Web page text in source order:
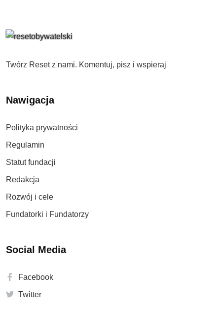
Twórz Reset z nami. Komentuj, pisz i wspieraj
Nawigacja
Polityka prywatności
Regulamin
Statut fundacji
Redakcja
Rozwój i cele
Fundatorki i Fundatorzy
Social Media
Facebook
Twitter